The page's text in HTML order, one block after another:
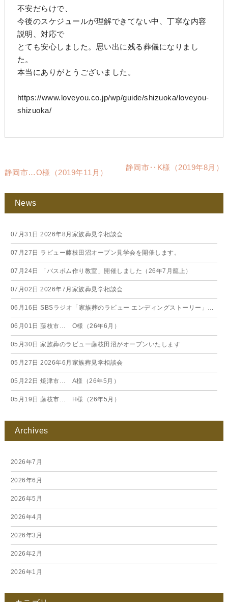
不安だらけで、
今後のスケジュールが理解できてない中、丁寧な内容
説明、対応で
とても安心しました。思い出に残る葬儀になりまし
た。
本当にありがとうございました。
https://www.loveyou.co.jp/wp/guide/shizuoka/loveyou-
shizuoka/
静岡市…O様（2019年11月）
静岡市‥K様（2019年8月）
News
07月31日 2026年8月家族葬見学相談会
07月27日 ラビュー藤枝田沼オープン見学会を開催します。
07月24日 「バスボム作り教室」開催しました（26年7月籠上）
07月02日 2026年7月家族葬見学相談会
06月16日 SBSラジオ「家族葬のラビュー エンディングストーリー」に弊社スタッフが出演いたしました（26年6月）
06月01日 藤枝市… O様（26年6月）
05月30日 家族葬のラビュー藤枝田沼がオープンいたします
05月27日 2026年6月家族葬見学相談会
05月22日 焼津市… A様（26年5月）
05月19日 藤枝市… H様（26年5月）
Archives
2026年7月
2026年6月
2026年5月
2026年4月
2026年3月
2026年2月
2026年1月